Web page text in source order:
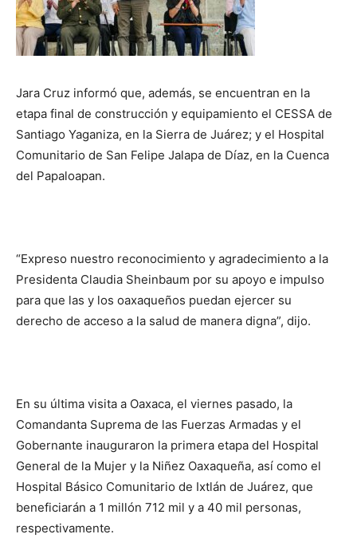
Jara Cruz informó que, además, se encuentran en la
etapa final de construcción y equipamiento el CESSA de
Santiago Yaganiza, en la Sierra de Juárez; y el Hospital
Comunitario de San Felipe Jalapa de Díaz, en la Cuenca
del Papaloapan.
“Expreso nuestro reconocimiento y agradecimiento a la
Presidenta Claudia Sheinbaum por su apoyo e impulso
para que las y los oaxaqueños puedan ejercer su
derecho de acceso a la salud de manera digna”, dijo.
En su última visita a Oaxaca, el viernes pasado, la
Comandanta Suprema de las Fuerzas Armadas y el
Gobernante inauguraron la primera etapa del Hospital
General de la Mujer y la Niñez Oaxaqueña, así como el
Hospital Básico Comunitario de Ixtlán de Juárez, que
beneficiarán a 1 millón 712 mil y a 40 mil personas,
respectivamente.